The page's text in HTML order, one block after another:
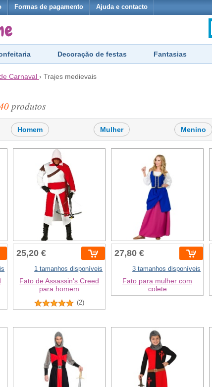
Formas de pagamento Ajuda e contacto
Decoração de festas Fantasias
Carnaval › Trajes medievais
produtos
Homem Mulher Menino
25,20 €
1 tamanhos disponíveis
Fato de Assassin's Creed
para homem
(2)
27,80 €
3 tamanhos disponíveis
Fato para mulher com
colete